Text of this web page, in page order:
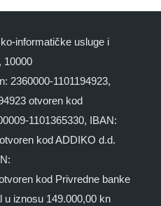
informatičke usluge i
10000
2360000-1101194923,
otvoren kod
1101365330, IBAN:
kod ADDIKO d.d.
kod Privredne banke
u iznosu 149.000,00 kn